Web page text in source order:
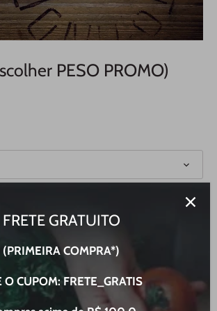
PESO PROMO)
entrega
5% de desconto
R$ 16,15 BRL
FRETE GRATUITO
(PRIMEIRA COMPRA*)
O CUPOM: FRETE_GRATIS